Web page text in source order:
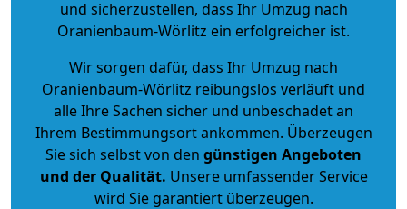
und sicherzustellen, dass Ihr Umzug nach
Oranienbaum-Wörlitz ein erfolgreicher ist.
Wir sorgen dafür, dass Ihr Umzug nach
Oranienbaum-Wörlitz reibungslos verläuft und
alle Ihre Sachen sicher und unbeschadet an
Ihrem Bestimmungsort ankommen. Überzeugen
Sie sich selbst von den günstigen Angeboten
und der Qualität. Unsere umfassender Service
wird Sie garantiert überzeugen.